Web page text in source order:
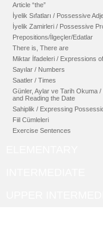
Article “the”
İyelik Sıfatları / Possessive
İyelik Zamirleri / Possessive
Prepositions/İlgeçler/Edatlar
There is, There are
Miktar İfadeleri / Expressions
Sayılar / Numbers
Saatler / Times
Günler, Aylar ve Tarih Okuma
and Reading the Date
Sahiplik / Expressing
Fiil Cümleleri
Exercise Sentences